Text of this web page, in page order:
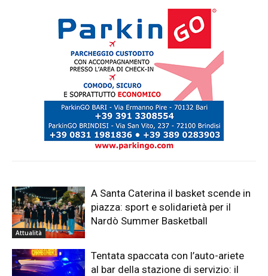
Attualità
A Santa Caterina il basket scende in
piazza: sport e solidarietà per il
Nardò Summer Basketball
Tentata spaccata con l’auto-ariete
al bar della stazione di servizio: il